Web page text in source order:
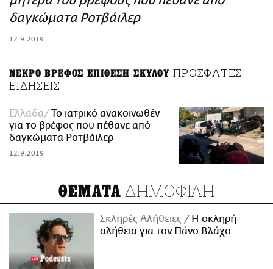
ΑΜΠΑ
δαγκώματα Ροτβάιλερ
12.9.2019
ΝΕΚΡΟ ΒΡΕΦΟΣ ΕΠΙΘΕΣΗ ΣΚΥΛΟΥ ΠΡΟΣΦΑΤΕΣ
ΕΙΔΗΣΕΙΣ
Ελλάδα
Το ιατρικό ανακοινωθέν
για το βρέφος που πέθανε από
δαγκώματα Ροτβάιλερ
12.9.2019
ΘΕΜΑΤΑ ΔΗΜΟΦΙΛΗ
Σκληρές Αλήθειες
H σκληρή
αλήθεια για τον Πάνο Βλάχο